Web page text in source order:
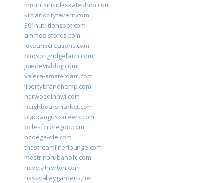
mountainsideskateshop.com
kirtlandcitytavern.com
301nutritionspot.com
ammos-stores.com
loceanecreations.com
birdsongridgefarm.com
joiedevivblog.com
valera-amsterdam.com
libertybrandhemp.com
norwoodinnwi.com
neighboursmarket.com
blackanguscareers.com
bolesfororegon.com
bodega-ole.com
thestreamlinerlounge.com
mestrinorubanofc.com
novelatherton.com
nassvalleygardens.net